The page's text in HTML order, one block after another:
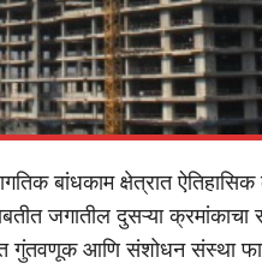
बांधकाम क्षेत्रात
जगातील दुसऱ्या
गुंतवणूक आणि संशोधन संस्था